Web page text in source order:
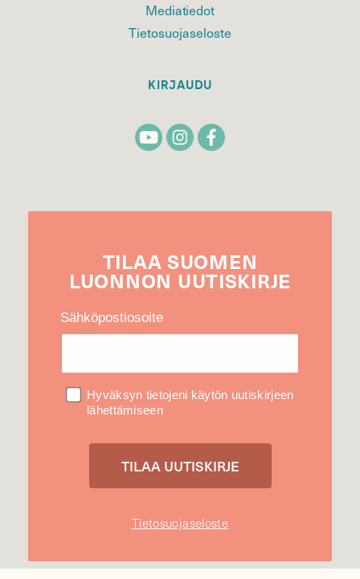
Mediatiedot
Tietosuojaseloste
KIRJAUDU
TILAA SUOMEN
LUONNON UUTIS­KIRJE
Sähköpostiosoite
Hyväksyn tietojeni käytön uutiskirjeen
lähettämiseen
Tietosuojaseloste